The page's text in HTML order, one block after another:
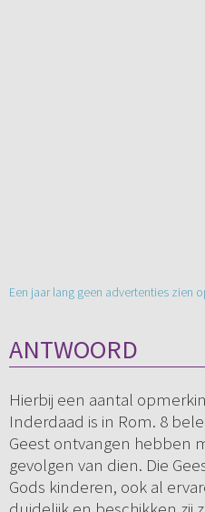
Een jaar lang geen advertenties zien
ANTWOORD
Hierbij een aantal
Inderdaad is in Rom. 8
Geest ontvangen hebben
gevolgen van dien. Die
Gods kinderen, ook al